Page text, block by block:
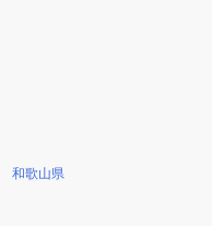
和歌山県